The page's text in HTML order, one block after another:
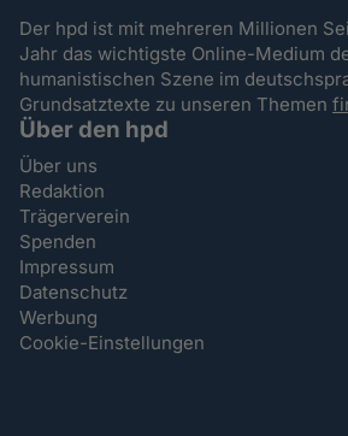
Der hpd ist mit mehreren Millionen
Jahr das wichtigste Online-Medium
humanistischen Szene im
Grundsatztexte zu unseren Themen
Über den hpd
Über uns
Redaktion
Trägerverein
Spenden
Impressum
Datenschutz
Werbung
Cookie-Einstellungen